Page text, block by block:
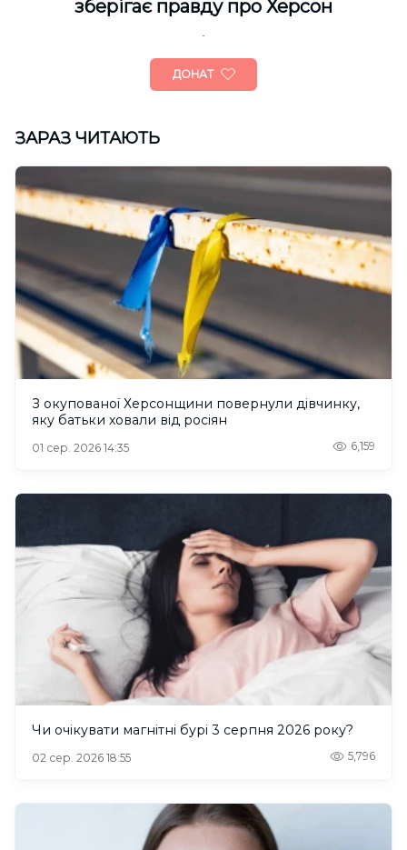
зберігає правду про Херсон
ДОНАТ
ЗАРАЗ ЧИТАЮТЬ
З окупованої Херсонщини повернули дівчинку,
яку батьки ховали від росіян
01 сер. 2026 14:35 6,159
Чи очікувати магнітні бурі 3 серпня 2026 року?
02 сер. 2026 18:55 5,796